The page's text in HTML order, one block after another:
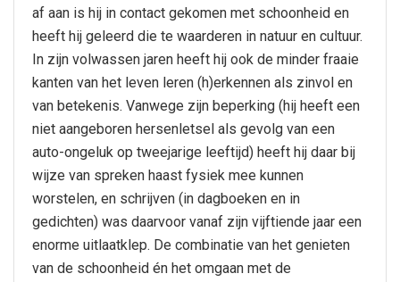
af aan is hij in contact gekomen met schoonheid en
heeft hij geleerd die te waarderen in natuur en cultuur.
In zijn volwassen jaren heeft hij ook de minder fraaie
kanten van het leven leren (h)erkennen als zinvol en
van betekenis. Vanwege zijn beperking (hij heeft een
niet aangeboren hersenletsel als gevolg van een
auto-ongeluk op tweejarige leeftijd) heeft hij daar bij
wijze van spreken haast fysiek mee kunnen
worstelen, en schrijven (in dagboeken en in
gedichten) was daarvoor vanaf zijn vijftiende jaar een
enorme uitlaatklep. De combinatie van het genieten
van de schoonheid én het omgaan met de